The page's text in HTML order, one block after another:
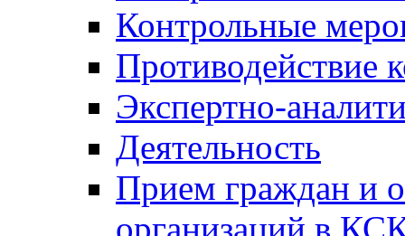
Контрольные
Противодействие
Экспертно-
Деятельность
Прием граждан и